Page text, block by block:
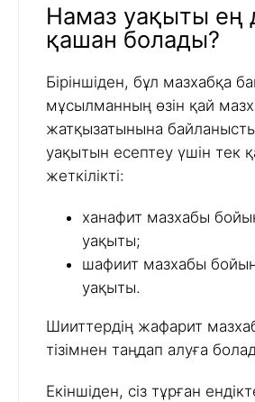
Намаз уақыты ең
қашан болады?
Біріншіден, бұл мазхабқа
мұсылманның өзін қай
жатқызатынына
уақытын есептеу үшін тек
жеткілікті:
ханафит мазхабы
уақыты;
шафиит мазхабы
уақыты.
Шииттердің жафарит
тізімнен таңдап алуға
Екіншіден, сіз тұрған